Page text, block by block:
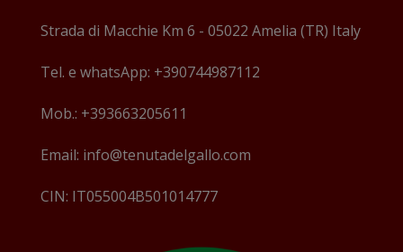
Strada di Macchie Km 6 - 05022 Amelia (TR) Italy
Tel. e whatsApp: +390744987112
Mob.: +393663205611
Email: info@tenutadelgallo.com
CIN: IT055004B501014777